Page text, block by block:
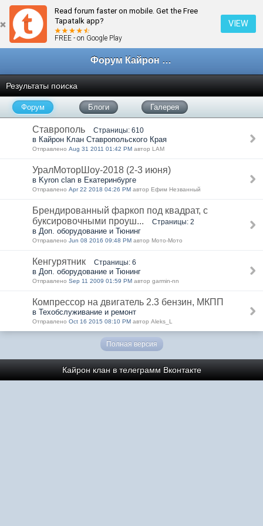
Read forum faster on mobile. Get the Free
Tapatalk app?
FREE - on Google Play
VIEW
Форум Кайрон клана
Результаты поиска
Форум Блоги Галерея
Ставрополь Страницы: 610
в Кайрон Клан Ставропольского Края
Отправлено Aug 31 2011 01:42 PM автор LAM
УралМоторШоу-2018 (2-3 июня)
в Kyron clan в Екатеринбурге
Отправлено Apr 22 2018 04:26 PM автор Ефим Незванный
Брендированный фаркоп под квадрат, с
буксировочными проуш...
Страницы: 2
в Доп. оборудование и Тюнинг
Отправлено Jun 08 2016 09:48 PM автор Мото-Мото
Кенгурятник Страницы: 6
в Доп. оборудование и Тюнинг
Отправлено Sep 11 2009 01:59 PM автор garmin-nn
Компрессор на двигатель 2.3 бензин, МКПП
в Техобслуживание и ремонт
Отправлено Oct 16 2015 08:10 PM автор Aleks_L
Полная версия
Кайрон клан в телеграмм Вконтакте